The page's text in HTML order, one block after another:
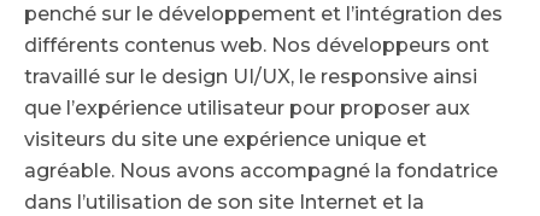
penché sur le développement et l’intégration des
différents contenus web. Nos développeurs ont
travaillé sur le design UI/UX, le responsive ainsi
que l’expérience utilisateur pour proposer aux
visiteurs du site une expérience unique et
agréable. Nous avons accompagné la fondatrice
dans l’utilisation de son site Internet et la